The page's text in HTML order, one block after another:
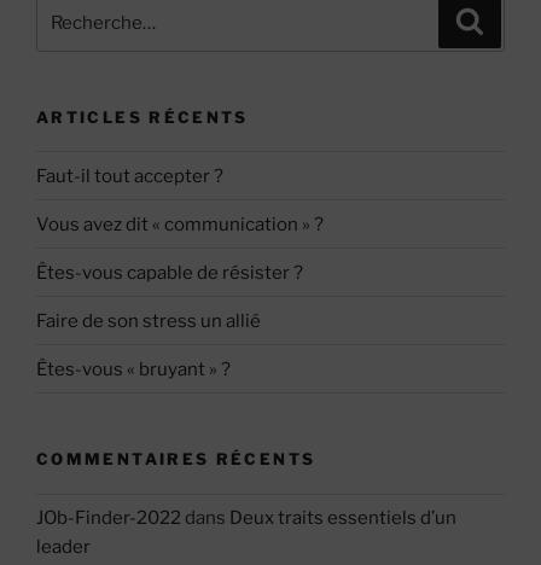
ARTICLES RÉCENTS
Faut-il tout accepter ?
Vous avez dit « communication » ?
Êtes-vous capable de résister ?
Faire de son stress un allié
Êtes-vous « bruyant » ?
COMMENTAIRES RÉCENTS
JOb-Finder-2022 dans Deux traits essentiels d’un
leader